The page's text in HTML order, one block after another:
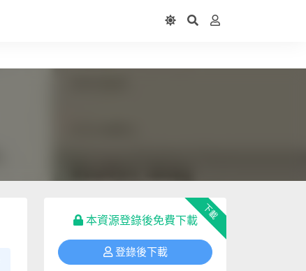
下載
本資源登錄後免費下載
登錄後下載